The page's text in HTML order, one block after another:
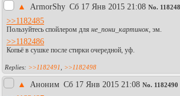
▲ АrmorShy Сб 17 Янв 2015 21:08 No.
>>1182485
Пользуйтесь спойлером для не_пони_картинок, эм.
>>1182486
Копьё в сушке после стирки очередной, уф.
>>1182491 >>1182498
▲ Аноним Сб 17 Янв 2015 21:08 No. 1182490